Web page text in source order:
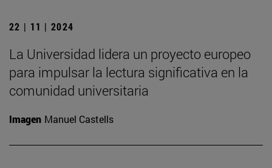
22 | 11 | 2024
La Universidad lidera un proyecto europeo
para impulsar la lectura significativa en la
comunidad universitaria
Imagen Manuel Castells